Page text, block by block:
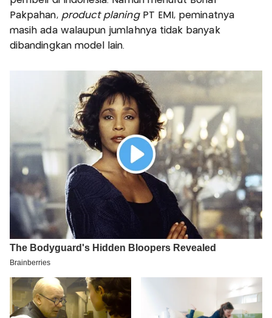
Pakpahan, product planingPT EMI, peminatnya
masih ada walaupun jumlahnya tidak banyak
dibandingkan model lain.